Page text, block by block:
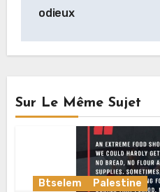
odieux
Sur Le Même Sujet
Btselem Palestine